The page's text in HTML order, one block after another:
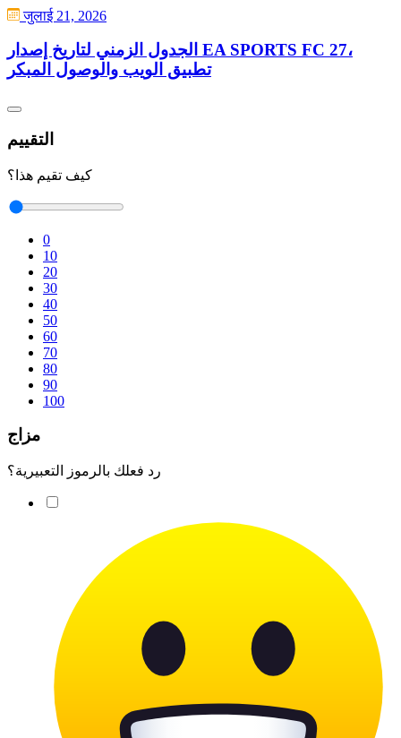
जुलाई 21, 2026
الجدول الزمني لتاريخ إصدار EA SPORTS FC 27،
تطبيق الويب والوصول المبكر
التقييم
كيف تقيم هذا؟
0
10
20
30
40
50
60
70
80
90
100
مزاج
رد فعلك بالرموز التعبيرية؟